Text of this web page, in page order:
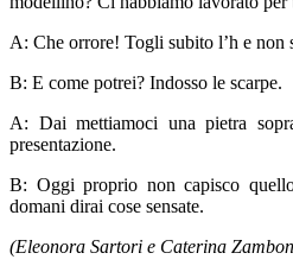
A: Che orrore! Togli subito l’h e non
B: E come potrei? Indosso le scarpe.
A: Dai mettiamoci una pietra
presentazione.
B: Oggi proprio non capisco
domani dirai cose sensate.
(Eleonora Sartori e Caterina